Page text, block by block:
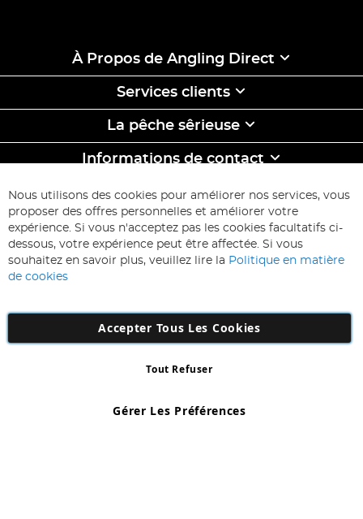
À Propos de Angling Direct
Services clients
La pêche sêrieuse
Informations de contact
ABONNEZ-VOUS & ECONOMISEZ
Inscription
à
d’information
:
Inscription
Number: 863029607
Nous utilisons des cookies pour améliorer nos services, vous
proposer des offres personnelles et améliorer votre
expérience. Si vous n'acceptez pas les cookies facultatifs ci-
dessous, votre expérience peut être affectée. Si vous
souhaitez en savoir plus, veuillez lire la Politique en matière
de cookies
Accepter Tous Les Cookies
Gérer Les Préférences
Tout Refuser